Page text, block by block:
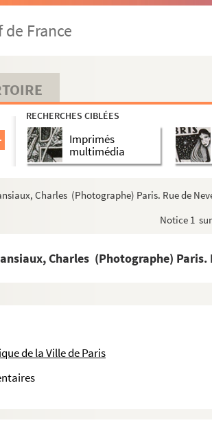
France
RECHERCHES CIBLÉES
Imprimés
multimédia
Charles (Photographe) Paris. Rue de
Notice 1
Charles (Photographe) Paris.
de la Ville de Paris